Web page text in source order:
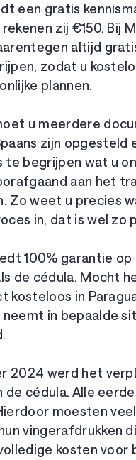
een gratis
zij €150. Bij
altijd
zodat u
plannen.
u meerdere
zijn opgesteld
te begrijpen wat u
aan het
Zo weet u precies
in, dat is wel zo
100% garantie op
de cédula. Mocht
kosteloos in
in bepaalde
2024 werd het
de cédula. Alle
moesten
vingerafdrukken
kosten voor